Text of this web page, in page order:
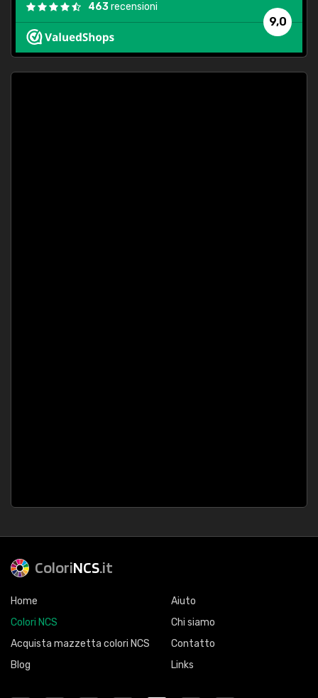
9,0
463recensioni
ColoriNCS.it
Home
Colori NCS
Acquista mazzetta colori NCS
Blog
Aiuto
Chi siamo
Contatto
Links